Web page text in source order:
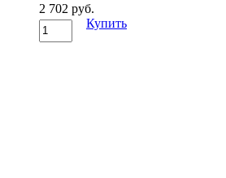
2 702 руб.
Купить